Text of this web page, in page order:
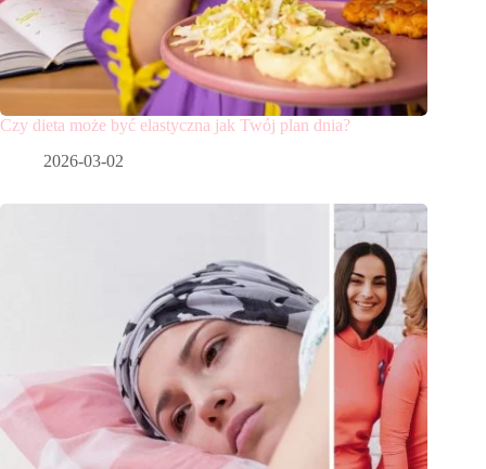
Czy dieta może być elastyczna jak Twój plan dnia?
2026-03-02